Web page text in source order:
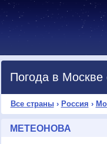
Погода в Москве
Все страны› Россия ›
МЕТЕОНОВА